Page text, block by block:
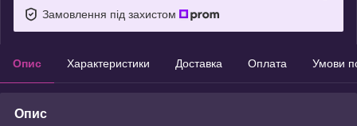
Замовлення під захистом
Опис Характеристики Доставка Оплата Умови
Опис